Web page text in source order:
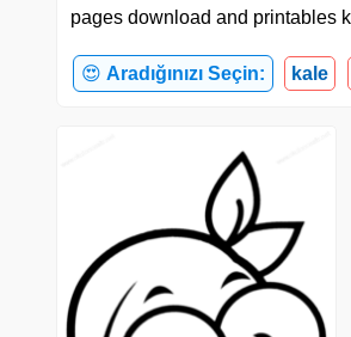
pages download and printables
😍 Aradığınızı Seçin: kale